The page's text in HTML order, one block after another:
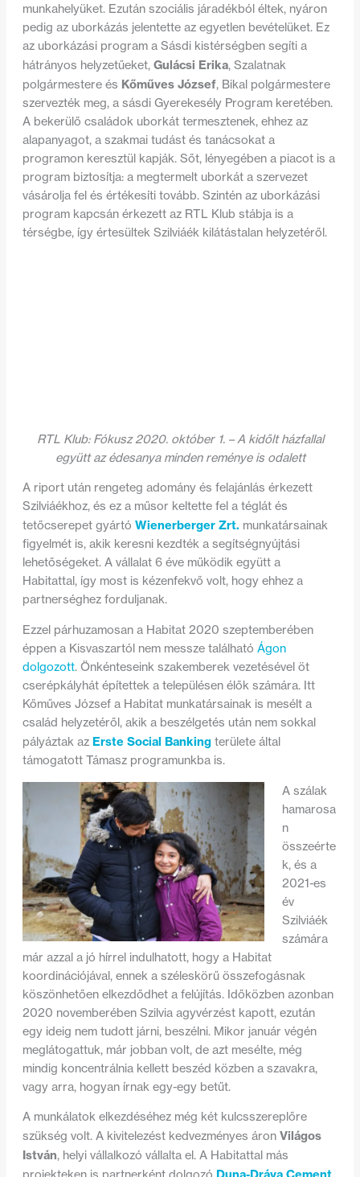
munkahelyüket. Ezután szociális járadékból éltek, nyáron
pedig az uborkázás jelentette az egyetlen bevételüket. Ez
az uborkázási program a Sásdi kistérségben segíti a
hátrányos helyzetűeket, Gulácsi Erika, Szalatnak
polgármestere és Kőműves József, Bikal polgármestere
szervezték meg, a sásdi Gyerekesély Program keretében.
A bekerülő családok uborkát termesztenek, ehhez az
alapanyagot, a szakmai tudást és tanácsokat a
programon keresztül kapják. Sőt, lényegében a piacot is a
program biztosítja: a megtermelt uborkát a szervezet
vásárolja fel és értékesíti tovább. Szintén az uborkázási
program kapcsán érkezett az RTL Klub stábja is a
térségbe, így értesültek Szilviáék kilátástalan helyzetéről.
RTL Klub: Fókusz 2020. október 1. – A kidőlt házfallal
együtt az édesanya minden reménye is odalett
A riport után rengeteg adomány és felajánlás érkezett
Szilviáékhoz, és ez a műsor keltette fel a téglát és
tetőcserepet gyártó Wienerberger Zrt. munkatársainak
figyelmét is, akik keresni kezdték a segítségnyújtási
lehetőségeket. A vállalat 6 éve működik együtt a
Habitattal, így most is kézenfekvő volt, hogy ehhez a
partnerséghez forduljanak.
Ezzel párhuzamosan a Habitat 2020 szeptemberében
éppen a Kisvaszartól nem messze található Ágon
dolgozott. Önkénteseink szakemberek vezetésével öt
cserépkályhát építettek a településen élők számára. Itt
Kőműves József a Habitat munkatársainak is mesélt a
család helyzetéről, akik a beszélgetés után nem sokkal
pályáztak az Erste Social Bankingterülete által
támogatott Támasz programunkba is.
A szálak
hamarosa
n
összeérte
k, és a
2021-es
év
Szilviáék
számára
már azzal a jó hírrel indulhatott, hogy a Habitat
koordinációjával, ennek a széleskörű összefogásnak
köszönhetően elkezdődhet a felújítás. Időközben azonban
2020 novemberében Szilvia agyvérzést kapott, ezután
egy ideig nem tudott járni, beszélni. Mikor január végén
meglátogattuk, már jobban volt, de azt mesélte, még
mindig koncentrálnia kellett beszéd közben a szavakra,
vagy arra, hogyan írnak egy-egy betűt.
A munkálatok elkezdéséhez még két kulcsszereplőre
szükség volt. A kivitelezést kedvezményes áron Világos
István, helyi vállalkozó vállalta el. A Habitattal más